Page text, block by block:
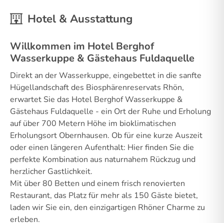
Hotel & Ausstattung
Willkommen im Hotel Berghof
Wasserkuppe & Gästehaus Fuldaquelle
Direkt an der Wasserkuppe, eingebettet in die sanfte
Hügellandschaft des Biosphärenreservats Rhön,
erwartet Sie das Hotel Berghof Wasserkuppe &
Gästehaus Fuldaquelle - ein Ort der Ruhe und Erholung
auf über 700 Metern Höhe im bioklimatischen
Erholungsort Obernhausen. Ob für eine kurze Auszeit
oder einen längeren Aufenthalt: Hier finden Sie die
perfekte Kombination aus naturnahem Rückzug und
herzlicher Gastlichkeit.
Mit über 80 Betten und einem frisch renovierten
Restaurant, das Platz für mehr als 150 Gäste bietet,
laden wir Sie ein, den einzigartigen Rhöner Charme zu
erleben.